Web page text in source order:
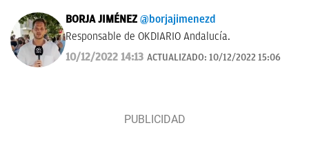
BORJA JIMÉNEZ @borjajimenezd
Responsable de OKDIARIO Andalucía.
10/12/2022 14:13 ACTUALIZADO: 10/12/2022 15:06